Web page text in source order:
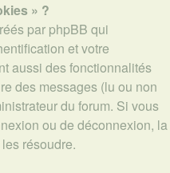
» ?
par phpBB qui
et votre
aussi des fonctionnalités
des messages (lu ou non
du forum. Si vous
ou de déconnexion, la
résoudre.